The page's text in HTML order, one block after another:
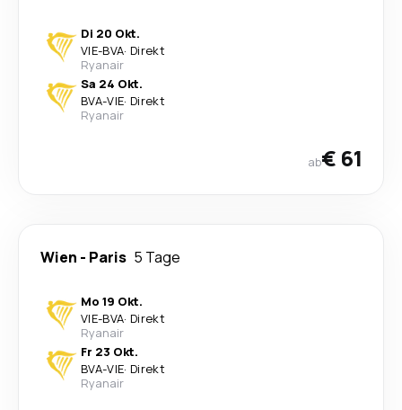
Di 20 Okt.
VIE-BVA· Direkt
Ryanair
Sa 24 Okt.
BVA-VIE· Direkt
Ryanair
ab€ 61
Wien - Paris 5 Tage
Mo 19 Okt.
VIE-BVA· Direkt
Ryanair
Fr 23 Okt.
BVA-VIE· Direkt
Ryanair